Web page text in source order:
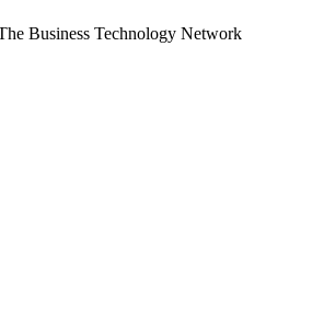
Business Technology Network